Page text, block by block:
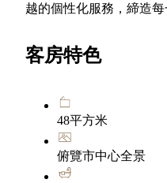
越的個性化服務，締造每
客房特色
48平方米
俯覽市中心全景